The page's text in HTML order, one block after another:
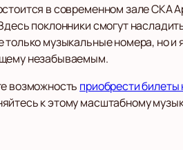
в современном зале СКА
поклонники смогут
только музыкальные номера, но
незабываемым.
возможность приобрести билеты
к этому масштабному